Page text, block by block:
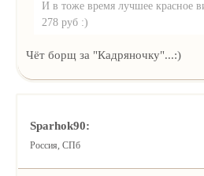
И в тоже время лучшее красное
278 руб :)
Чёт борщ за "Кадряночку"...:)
Sparhok90:
Россия, СПб